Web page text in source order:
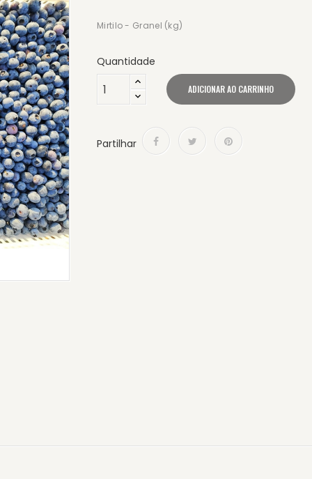
Mirtilo - Granel (kg)
Quantidade
ADICIONAR AO CARRINHO
Partilhar